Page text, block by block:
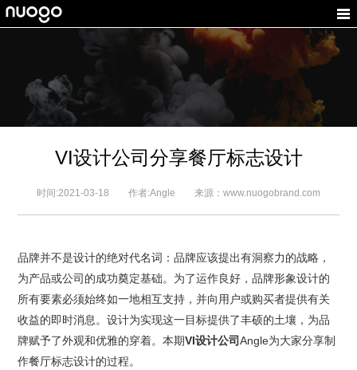
VI设计公司分享餐厅标志设计
时间:2021-03-18 作者:Angle 来源：www.nuogobrand.com
品牌并不是设计的绝对代名词：品牌应该提出有洞察力的战略，
为产品或公司的成功奠定基础。为了运作良好，品牌形象设计的
所有要素必须始终如一地相互支持，并向用户或购买者提供有关
收益的即时消息。设计为实现这一目标提供了丰硕的土壤，为品
牌赋予了外观和优雅的穿着。本期VI设计公司Angle为大家分享制
作餐厅标志设计的过程。